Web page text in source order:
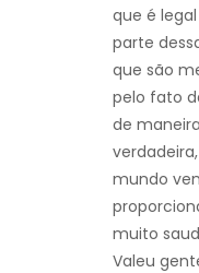
que é
parte
que são
pelo fato
de
mundo
muito
Valeu